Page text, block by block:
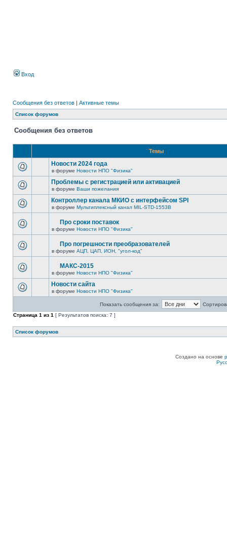
Вход
Сообщения без ответов | Активные темы
Список форумов
Сообщения без ответов
Темы
Новости 2024 года
в форуме Новости НПО "Физика"
Проблемы с регистрацией или активацией
в форуме Ваши пожелания
Контроллер канала МКИО с интерфейсом SPI
в форуме Мультиплексный канал MIL-STD-1553B
Про сроки поставок
в форуме Новости НПО "Физика"
Про погрешности преобразователей
в форуме АЦП, ЦАП, ИОН, "угол-код"
МАКС-2015
в форуме Новости НПО "Физика"
Новости сайта
в форуме Новости НПО "Физика"
Показать сообщения за:
Страница 1 из 1 [ Результатов поиска: 7 ]
Список форумов
Создано на основе